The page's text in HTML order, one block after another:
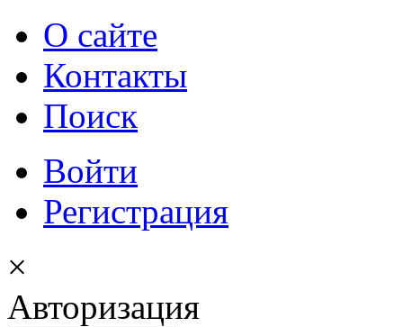
О сайте
Контакты
Поиск
Войти
Регистрация
×
Авторизация